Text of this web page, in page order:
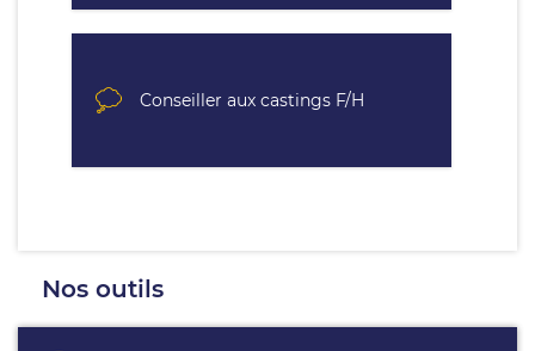
Conseiller aux castings F/H
Nos outils